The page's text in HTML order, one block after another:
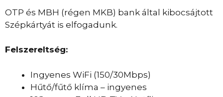
OTP és MBH (régen MKB) bank által kibocsájtott
Szépkártyát is elfogadunk.
Felszereltség:
Ingyenes WiFi (150/30Mbps)
Hűtő/fűtő klíma – ingyenes